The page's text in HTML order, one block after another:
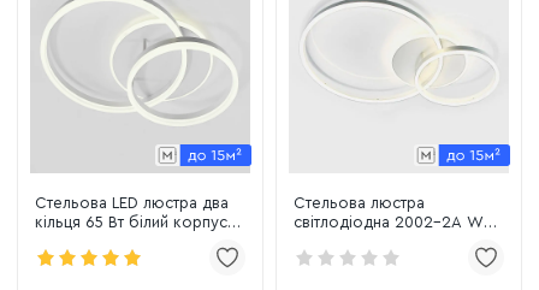
Стельова LED люстра два
кільця 65 Вт білий корпус
30*40 WH)
Стельова люстра
світлодіодна 2002-2A WH,